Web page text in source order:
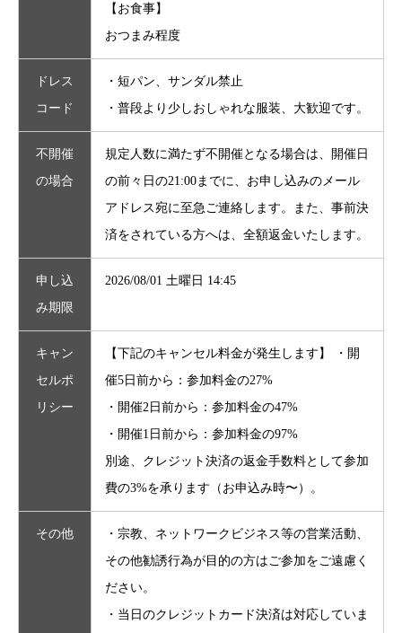
【お食事】
おつまみ程度
ドレス
コード
・短パン、サンダル禁止
・普段より少しおしゃれな服装、大歓迎です。
不開催
の場合
規定人数に満たず不開催となる場合は、開催日
の前々日の21:00までに、お申し込みのメール
アドレス宛に至急ご連絡します。また、事前決
済をされている方へは、全額返金いたします。
申し込
み期限
2026/08/01 土曜日 14:45
キャン
セルポ
リシー
【下記のキャンセル料金が発生します】 ・開
催5日前から：参加料金の27%
・開催2日前から：参加料金の47%
・開催1日前から：参加料金の97%
別途、クレジット決済の返金手数料として参加
費の3%を承ります（お申込み時〜）。
その他
・宗教、ネットワークビジネス等の営業活動、
その他勧誘行為が目的の方はご参加をご遠慮く
ださい。
・当日のクレジットカード決済は対応していま